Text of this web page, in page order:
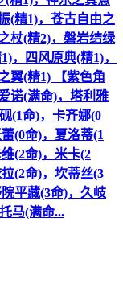
(精1)，苍古自由之
杖(精2)，磐岩结绿
，四风原典(精1)，
翼(精1) 【紫色角
诺(满命)，塔利雅
(1命)，卡齐娜(0
(0命)，夏洛蒂(1
(2命)，米卡(2
(2命)，坎蒂丝(3
平藏(3命)，久岐
马(满命...